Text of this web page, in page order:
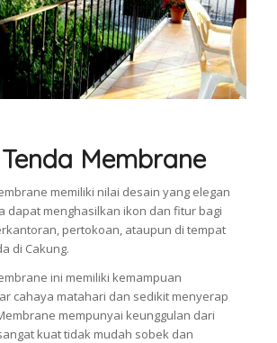
Membrane
memiliki nilai desain yang elegan
dapat menghasilkan ikon dan fitur bagi
pertokoan, ataupun di tempat
di Cakung.
ini memiliki kemampuan
cahaya matahari dan sedikit menyerap
mempunyai keunggulan dari
kuat tidak mudah sobek dan